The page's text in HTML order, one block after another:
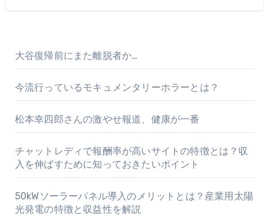
大谷復帰前にまた離脱者か…
今流行っているモキュメンタリーホラーとは？
松本幸四郎さんの激やせ報道、健康が一番
チャットレディで報酬率が高いサイトの特徴とは？収
入を伸ばすために知っておきたいポイント
50kWソーラーパネル導入のメリットとは？産業用太陽
光発電の特徴と収益性を解説